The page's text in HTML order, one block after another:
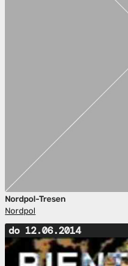
Nordpol-Tresen
Nordpol
do 12.06.2014